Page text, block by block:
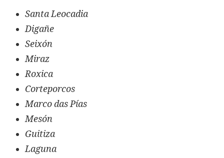
Santa Leocadia
Digañe
Seixón
Miraz
Roxica
Corteporcos
Marco das Pías
Mesón
Guitiza
Laguna